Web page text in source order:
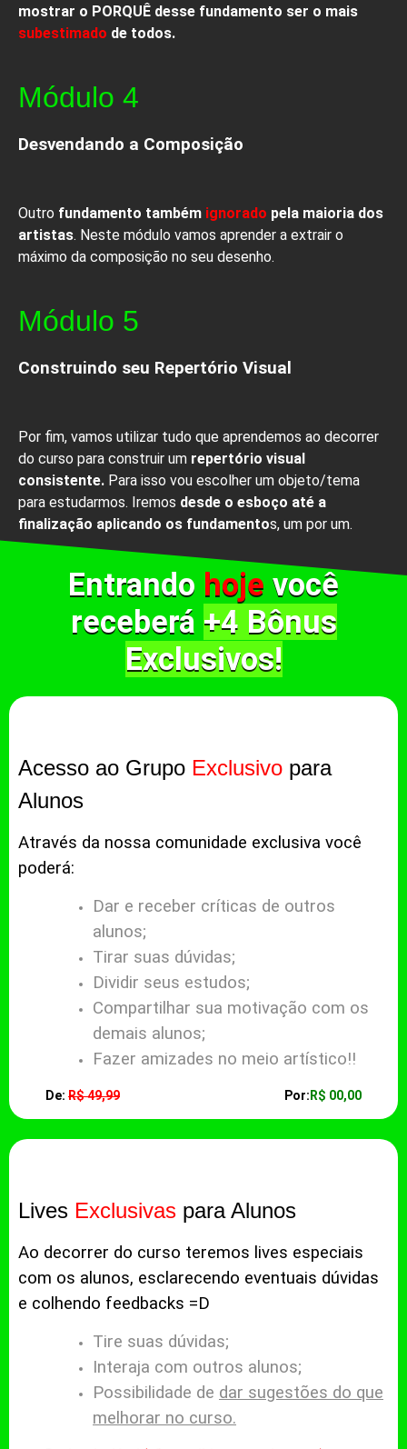
mostrar o PORQUÊ desse fundamento ser o mais
subestimado de todos.
Módulo 4
Desvendando a Composição
Outro fundamento também ignorado pela maioria dos
artistas. Neste módulo vamos aprender a extrair o
máximo da composição no seu desenho.
Módulo 5
Construindo seu Repertório Visual
Por fim, vamos utilizar tudo que aprendemos ao decorrer
do curso para construir um repertório visual
consistente. Para isso vou escolher um objeto/tema
para estudarmos. Iremos desde o esboço até a
finalização aplicando os fundamentos, um por um.
Entrando hoje você
receberá +4 Bônus
Exclusivos!
Acesso ao Grupo Exclusivo para
Alunos
Através da nossa comunidade exclusiva você
poderá:
Dar e receber críticas de outros
alunos;
Tirar suas dúvidas;
Dividir seus estudos;
Compartilhar sua motivação com os
demais alunos;
Fazer amizades no meio artístico!!
De: R$ 49,99 Por:R$ 00,00
Lives Exclusivas para Alunos
Ao decorrer do curso teremos lives especiais
com os alunos, esclarecendo eventuais dúvidas
e colhendo feedbacks =D
Tire suas dúvidas;
Interaja com outros alunos;
Possibilidade de dar sugestões do que
melhorar no curso.